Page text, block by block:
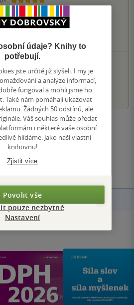
0×
3 hvězdičky
0×
2 hvězdičky
1 hvezdička
PRODUKTU
2 3 4 5
hodnocení
Přidat hodnocení
údaje? Knihy to
potřebují.
jste určitě již slyšeli. I my je
a analýze informací,
fungoval a mohli jsme ho
Také nám pomáhají ukazovat
Žádných 50 odstínů, ale
Váš souhlas může předat
i některé vaše osobní
hlídáme. Jako naši vlastní
knihovnu!
Zjistit více
Povolit vše
pouze nezbytné
Nastavení